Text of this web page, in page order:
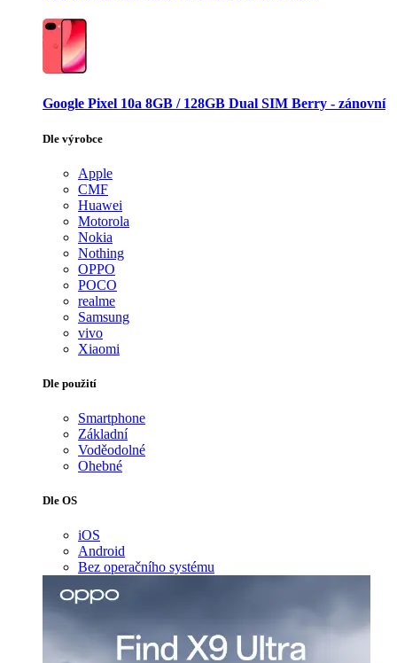
Google Pixel 10a 8GB / 128GB Dual SIM Berry - zánovní
Dle výrobce
Apple
CMF
Huawei
Motorola
Nokia
Nothing
OPPO
POCO
realme
Samsung
vivo
Xiaomi
Dle použití
Smartphone
Základní
Voděodolné
Ohebné
Dle OS
iOS
Android
Bez operačního systému